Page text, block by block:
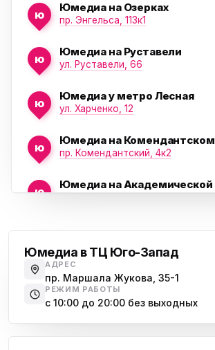
ю
Юмедиа на Озерках
пр. Энгельса, 113к1
ю
Юмедиа на Руставели
ул. Руставели, 66
ю
Юмедиа у метро Лесная
ул. Харченко, 12
ю
Юмедиа на Комендантском
пр. Комендантский, 4к2
ю
Юмедиа на Академической
Юмедиа на Наставников
пр. Наставников 35
Юмедиа в ТЦ Юго-Запад
АДРЕС
пр. Маршала Жукова, 35-1
РЕЖИМ РАБОТЫ
с 10:00 до 20:00 без выходных